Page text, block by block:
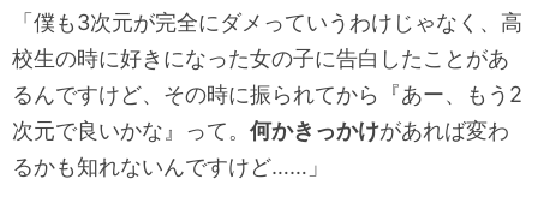
「僕も3次元が完全にダメっていうわけじゃなく、高
校生の時に好きになった女の子に告白したことがあ
るんですけど、その時に振られてから『あー、もう2
次元で良いかな』って。 何かきっかけがあれば変わ
るかも知れないんですけど……」